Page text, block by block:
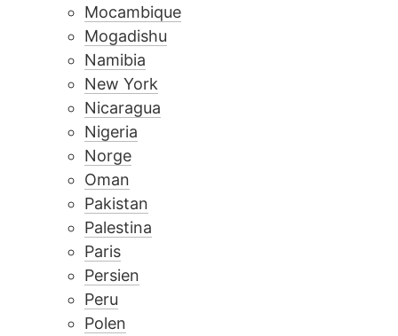
Mocambique
Mogadishu
Namibia
New York
Nicaragua
Nigeria
Norge
Oman
Pakistan
Palestina
Paris
Persien
Peru
Polen